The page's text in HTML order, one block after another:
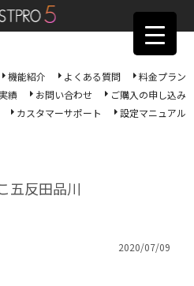
機能紹介 よくある質問
料金プラン
績 お問い合わせ
ご購入の申し込み
カスタマーサポート 設定マニュアル
五反田品川
2020/07/09